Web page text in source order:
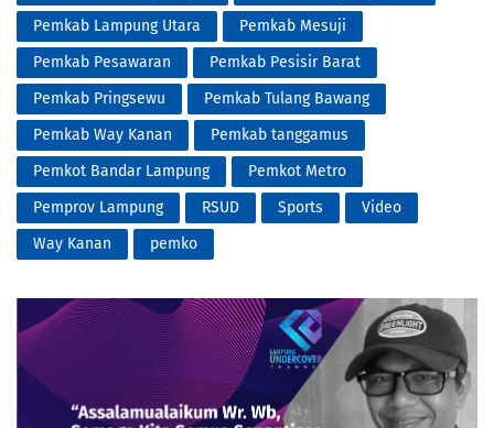
Pemkab Lampung Utara
Pemkab Mesuji
Pemkab Pesawaran
Pemkab Pesisir Barat
Pemkab Pringsewu
Pemkab Tulang Bawang
Pemkab Way Kanan
Pemkab tanggamus
Pemkot Bandar Lampung
Pemkot Metro
Pemprov Lampung
RSUD Sports
Video
Way Kanan
pemko